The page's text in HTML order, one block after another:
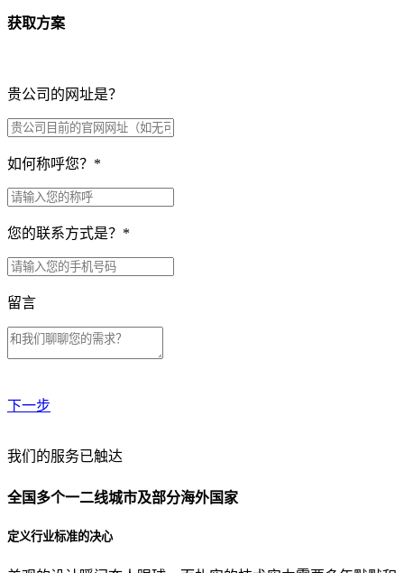
获取方案
贵公司的网址是？
如何称呼您？ *
您的联系方式是？ *
留言
下一步
贵公司预算范围是？
贵公司的团队规模是？
我们的服务已触达
全国多个一二线城市及部分海外国家
定义行业标准的决心